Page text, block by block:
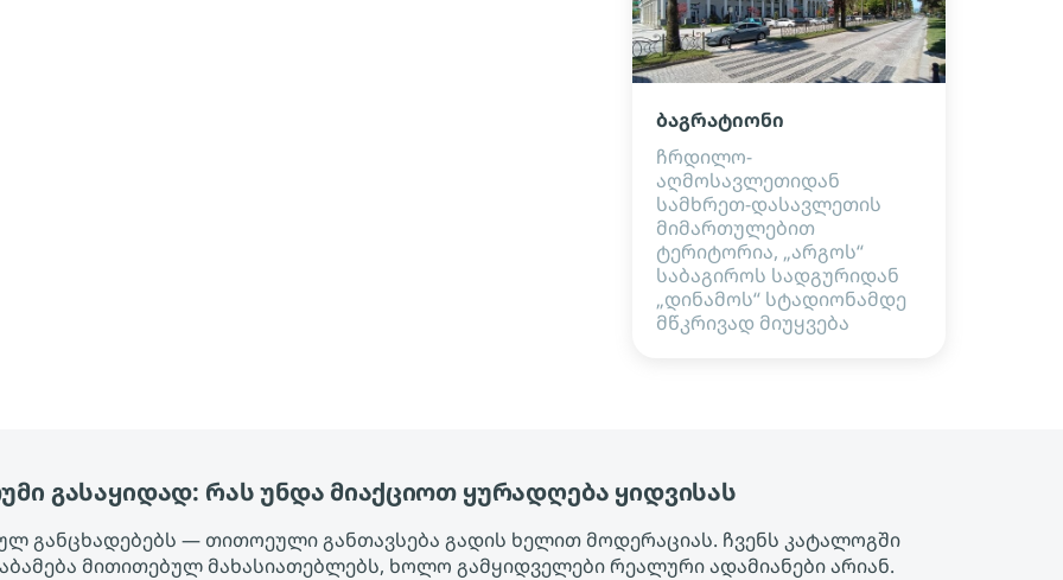
ბაგრატიონი
ჩრდილო-
აღმოსავლეთიდან
სამხრეთ-დასავლეთის
მიმართულებით
ტერიტორია, „არგოს“
საბაგიროს სადგურიდან
„დინამოს“ სტადიონამდე
მწკრივად მიუყვება
გასაყიდად: რას უნდა მიაქციოთ ყურადღება ყიდვისას
განცხადებებს — თითოეული განთავსება გადის ხელით მოდერაციას. ჩვენს კატალოგში
მითითებულ მახასიათებლებს, ხოლო გამყიდველები რეალური ადამიანები არიან.